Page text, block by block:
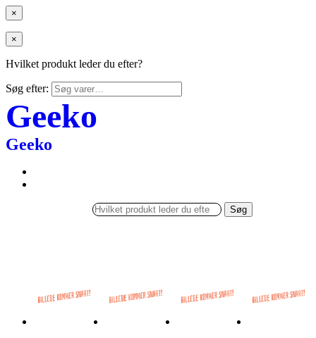
×
×
Hvilket produkt leder du efter?
Søg efter:
Geeko
Geeko
Søg